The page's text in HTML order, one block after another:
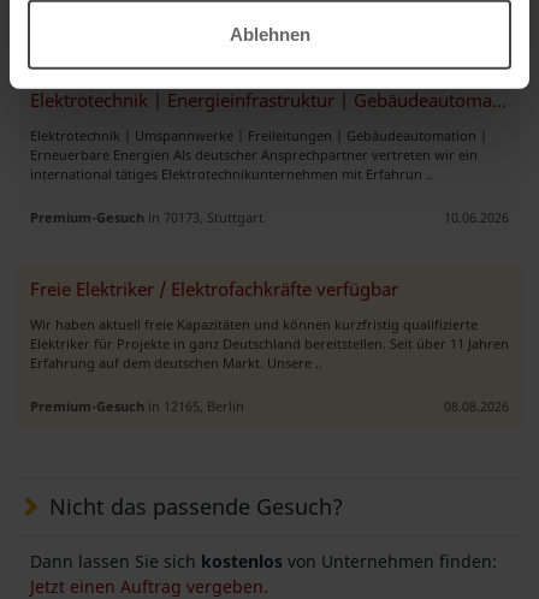
Ablehnen
in 48155, Münster
Elektrotechnik | Energieinfrastruktur | Gebäudeautomation
Elektrotechnik | Umspannwerke | Freileitungen | Gebäudeautomation |
Erneuerbare Energien Als deutscher Ansprechpartner vertreten wir ein
international tätiges Elektrotechnikunternehmen mit Erfahrun ..
Premium-Gesuch in 70173, Stuttgart 10.06.2026
Freie Elektriker / Elektrofachkräfte verfügbar
Wir haben aktuell freie Kapazitäten und können kurzfristig qualifizierte
Elektriker für Projekte in ganz Deutschland bereitstellen. Seit über 11 Jahren
Erfahrung auf dem deutschen Markt. Unsere ..
Premium-Gesuch in 12165, Berlin 08.08.2026
Nicht das passende Gesuch?
Dann lassen Sie sich kostenlos von Unternehmen finden:
Jetzt einen Auftrag vergeben.